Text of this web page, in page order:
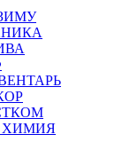
ХИМИЯ